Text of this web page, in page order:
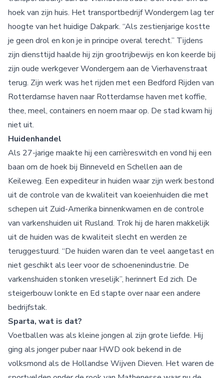
hoek van zijn huis. Het transportbedrijf Wondergem lag ter
hoogte van het huidige Dakpark. “Als zestienjarige kostte
je geen drol en kon je in principe overal terecht.” Tijdens
zijn diensttijd haalde hij zijn grootrijbewijs en kon keerde bij
zijn oude werkgever Wondergem aan de Vierhavenstraat
terug. Zijn werk was het rijden met een Bedford Rijden van
Rotterdamse haven naar Rotterdamse haven met koffie,
thee, meel, containers en noem maar op. De stad kwam hij
niet uit.
Huidenhandel
Als 27-jarige maakte hij een carrièreswitch en vond hij een
baan om de hoek bij Binneveld en Schellen aan de
Keileweg. Een expediteur in huiden waar zijn werk bestond
uit de controle van de kwaliteit van koeienhuiden die met
schepen uit Zuid-Amerika binnenkwamen en de controle
van varkenshuiden uit Rusland. Trok hij de haren makkelijk
uit de huiden was de kwaliteit slecht en werden ze
teruggestuurd. “De huiden waren dan te veel aangetast en
niet geschikt als leer voor de schoenenindustrie. De
varkenshuiden stonken vreselijk”, herinnert Ed zich. De
steigerbouw lonkte en Ed stapte over naar een andere
bedrijfstak.
Sparta, wat is dat?
Voetballen was als kleine jongen al zijn grote liefde. Hij
ging als jonger puber naar HWD ook bekend in de
volksmond als de Hollandse Wijven Dieven. Het waren de